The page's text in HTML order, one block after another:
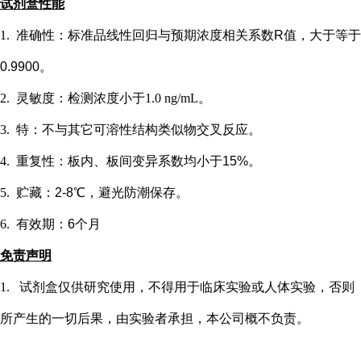
试剂盒性能
1. 准确性：标准品线性回归与预期浓度相关系数R值，大于等于
0.9900。
2. 灵敏度：检测浓度小于1.0 ng/mL。
3. 特：不与其它可溶性结构类似物交叉反应。
4. 重复性：板内、板间变异系数均小于15%。
5. 贮藏： 2-8℃，避光防潮保存。
6. 有效期： 6个月
免责声明
1. 试剂盒仅供研究使用，不得用于临床实验或人 体实验，否则
所产生的一切后果，由实验者承担，本公司概不负责。